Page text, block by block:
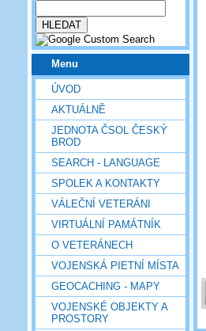
Menu
ÚVOD
AKTUÁLNĚ
JEDNOTA ČSOL ČESKÝ
BROD
SEARCH - LANGUAGE
SPOLEK A KONTAKTY
VÁLEČNÍ VETERÁNI
VIRTUÁLNÍ PAMÁTNÍK
O VETERÁNECH
VOJENSKÁ PIETNÍ MÍSTA
GEOCACHING - MAPY
VOJENSKÉ OBJEKTY A
PROSTORY